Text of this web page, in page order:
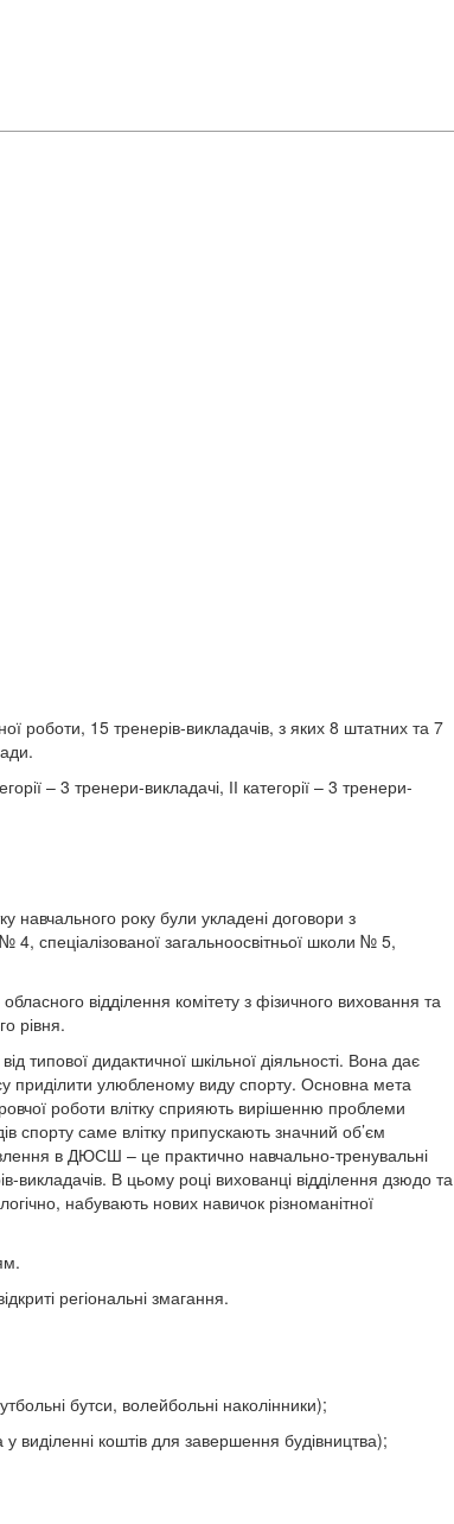
роботи, 15 тренерів-викладачів, з яких 8 штатних та 7
– 3 тренери-викладачі, ІІ категорії – 3 тренери-
навчального року були укладені договори з
спеціалізованої загальноосвітньої школи № 5,
відділення комітету з фізичного виховання та
рівня.
типової дидактичної шкільної діяльності. Вона дає
приділити улюбленому виду спорту. Основна мета
роботи влітку сприяють вирішенню проблеми
спорту саме влітку припускають значний об’єм
в ДЮСШ – це практично навчально-тренувальні
викладачів. В цьому році вихованці відділення дзюдо та
набувають нових навичок різноманітної
регіональні змагання.
бутси, волейбольні наколінники);
у виділенні коштів для завершення будівництва);